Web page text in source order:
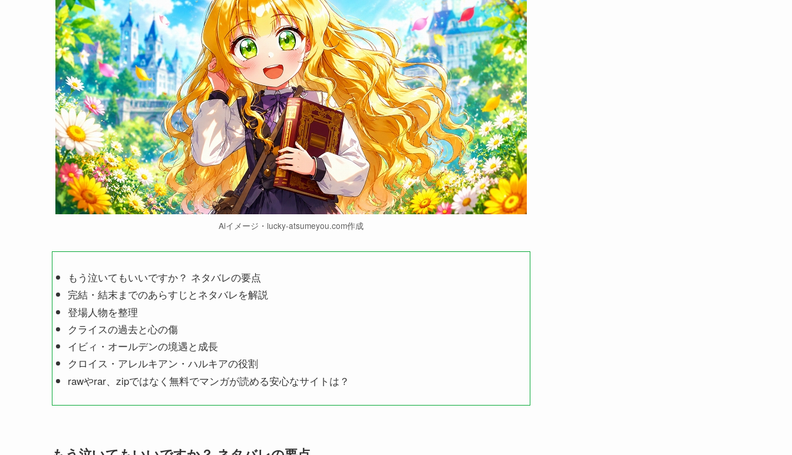
Aiイメージ・lucky-atsumeyou.com作成
もう泣いてもいいですか？ ネタバレの要点
完結・結末までのあらすじとネタバレを解説
登場人物を整理
クライスの過去と心の傷
イビィ・オールデンの境遇と成長
クロイス・アレルキアン・ハルキアの役割
rawやrar、zipではなく無料でマンガが読める安心なサイトは？